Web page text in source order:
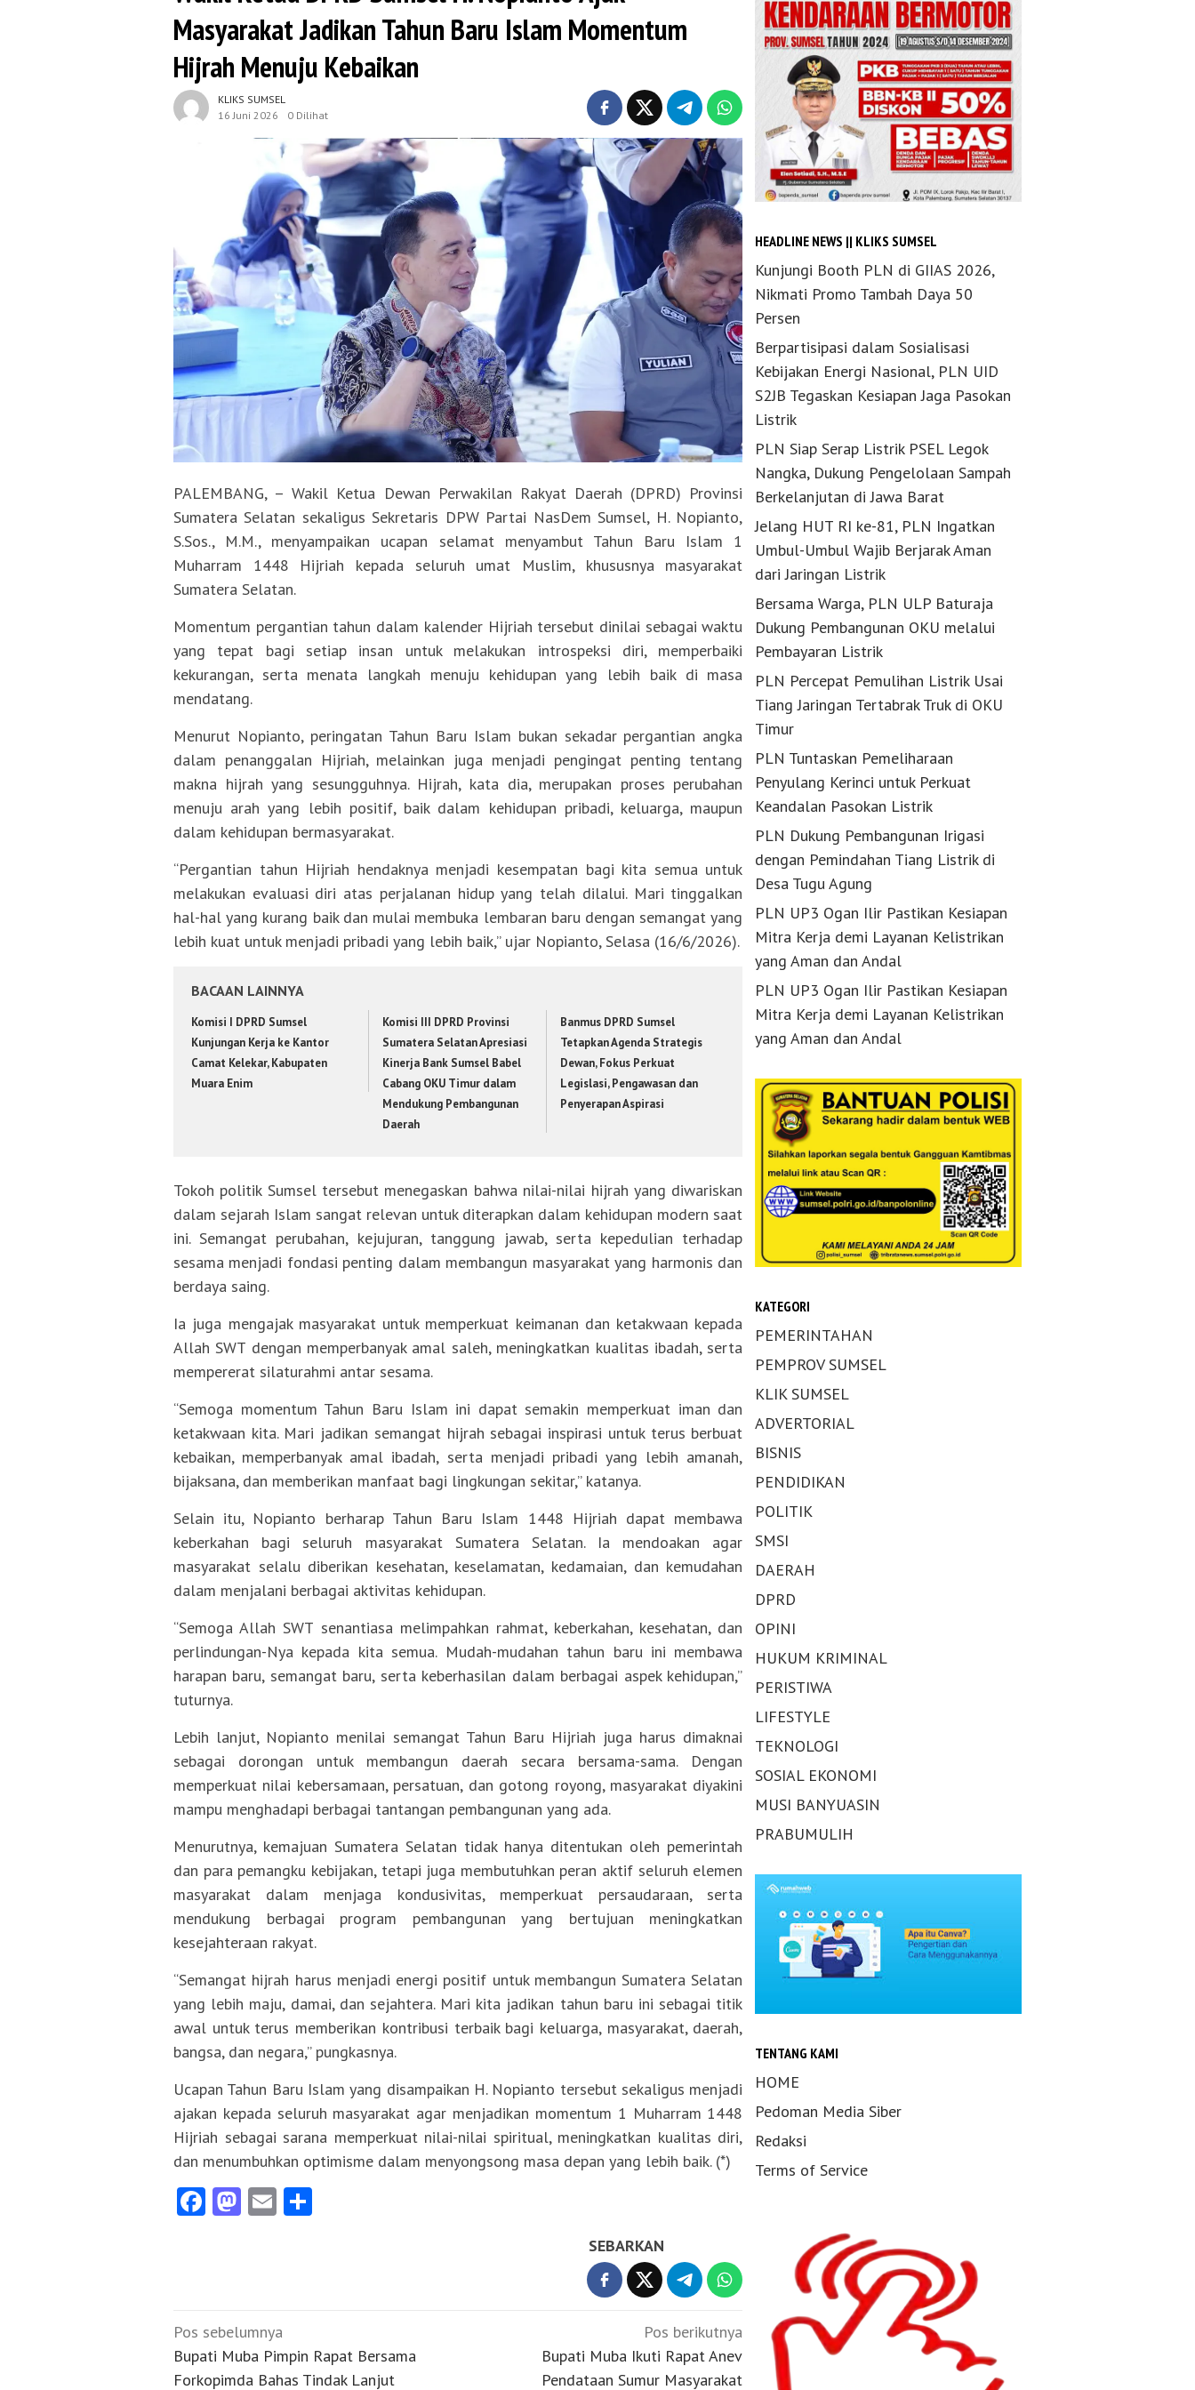
Masyarakat Jadikan Tahun Baru Islam Momentum
Hijrah Menuju Kebaikan
KLIKS SUMSEL
16 Juni 2026
0 Dilihat
PALEMBANG, – Wakil Ketua Dewan Perwakilan Rakyat Daerah (DPRD) Provinsi
Sumatera Selatan sekaligus Sekretaris DPW Partai NasDem Sumsel, H. Nopianto,
S.Sos., M.M., menyampaikan ucapan selamat menyambut Tahun Baru Islam 1
Muharram 1448 Hijriah kepada seluruh umat Muslim, khususnya masyarakat
Sumatera Selatan.
Momentum pergantian tahun dalam kalender Hijriah tersebut dinilai sebagai waktu
yang tepat bagi setiap insan untuk melakukan introspeksi diri, memperbaiki
kekurangan, serta menata langkah menuju kehidupan yang lebih baik di masa
mendatang.
Menurut Nopianto, peringatan Tahun Baru Islam bukan sekadar pergantian angka
dalam penanggalan Hijriah, melainkan juga menjadi pengingat penting tentang
makna hijrah yang sesungguhnya. Hijrah, kata dia, merupakan proses perubahan
menuju arah yang lebih positif, baik dalam kehidupan pribadi, keluarga, maupun
dalam kehidupan bermasyarakat.
“Pergantian tahun Hijriah hendaknya menjadi kesempatan bagi kita semua untuk
melakukan evaluasi diri atas perjalanan hidup yang telah dilalui. Mari tinggalkan
hal-hal yang kurang baik dan mulai membuka lembaran baru dengan semangat yang
lebih kuat untuk menjadi pribadi yang lebih baik,” ujar Nopianto, Selasa (16/6/2026).
BACAAN LAINNYA
Komisi I DPRD Sumsel
Kunjungan Kerja ke Kantor
Camat Kelekar, Kabupaten
Muara Enim
Komisi III DPRD Provinsi
Sumatera Selatan Apresiasi
Kinerja Bank Sumsel Babel
Cabang OKU Timur dalam
Mendukung Pembangunan
Daerah
Banmus DPRD Sumsel
Tetapkan Agenda Strategis
Dewan, Fokus Perkuat
Legislasi, Pengawasan dan
Penyerapan Aspirasi
Tokoh politik Sumsel tersebut menegaskan bahwa nilai-nilai hijrah yang diwariskan
dalam sejarah Islam sangat relevan untuk diterapkan dalam kehidupan modern saat
ini. Semangat perubahan, kejujuran, tanggung jawab, serta kepedulian terhadap
sesama menjadi fondasi penting dalam membangun masyarakat yang harmonis dan
berdaya saing.
Ia juga mengajak masyarakat untuk memperkuat keimanan dan ketakwaan kepada
Allah SWT dengan memperbanyak amal saleh, meningkatkan kualitas ibadah, serta
mempererat silaturahmi antar sesama.
“Semoga momentum Tahun Baru Islam ini dapat semakin memperkuat iman dan
ketakwaan kita. Mari jadikan semangat hijrah sebagai inspirasi untuk terus berbuat
kebaikan, memperbanyak amal ibadah, serta menjadi pribadi yang lebih amanah,
bijaksana, dan memberikan manfaat bagi lingkungan sekitar,” katanya.
Selain itu, Nopianto berharap Tahun Baru Islam 1448 Hijriah dapat membawa
keberkahan bagi seluruh masyarakat Sumatera Selatan. Ia mendoakan agar
masyarakat selalu diberikan kesehatan, keselamatan, kedamaian, dan kemudahan
dalam menjalani berbagai aktivitas kehidupan.
“Semoga Allah SWT senantiasa melimpahkan rahmat, keberkahan, kesehatan, dan
perlindungan-Nya kepada kita semua. Mudah-mudahan tahun baru ini membawa
harapan baru, semangat baru, serta keberhasilan dalam berbagai aspek kehidupan,”
tuturnya.
Lebih lanjut, Nopianto menilai semangat Tahun Baru Hijriah juga harus dimaknai
sebagai dorongan untuk membangun daerah secara bersama-sama. Dengan
memperkuat nilai kebersamaan, persatuan, dan gotong royong, masyarakat diyakini
mampu menghadapi berbagai tantangan pembangunan yang ada.
Menurutnya, kemajuan Sumatera Selatan tidak hanya ditentukan oleh pemerintah
dan para pemangku kebijakan, tetapi juga membutuhkan peran aktif seluruh elemen
masyarakat dalam menjaga kondusivitas, memperkuat persaudaraan, serta
mendukung berbagai program pembangunan yang bertujuan meningkatkan
kesejahteraan rakyat.
“Semangat hijrah harus menjadi energi positif untuk membangun Sumatera Selatan
yang lebih maju, damai, dan sejahtera. Mari kita jadikan tahun baru ini sebagai titik
awal untuk terus memberikan kontribusi terbaik bagi keluarga, masyarakat, daerah,
bangsa, dan negara,” pungkasnya.
Ucapan Tahun Baru Islam yang disampaikan H. Nopianto tersebut sekaligus menjadi
ajakan kepada seluruh masyarakat agar menjadikan momentum 1 Muharram 1448
Hijriah sebagai sarana memperkuat nilai-nilai spiritual, meningkatkan kualitas diri,
dan menumbuhkan optimisme dalam menyongsong masa depan yang lebih baik. (*)
Facebook
Mastodon
Email
SEBARKAN
Navigasi
pos
Pos sebelumnya
Bupati Muba Pimpin Rapat Bersama
Forkopimda Bahas Tindak Lanjut
Pos berikutnya
Bupati Muba Ikuti Rapat Anev
Pendataan Sumur Masyarakat
HEADLINE NEWS || KLIKS SUMSEL
Kunjungi Booth PLN di GIIAS 2026,
Nikmati Promo Tambah Daya 50
Persen
Berpartisipasi dalam Sosialisasi
Kebijakan Energi Nasional, PLN UID
S2JB Tegaskan Kesiapan Jaga Pasokan
Listrik
PLN Siap Serap Listrik PSEL Legok
Nangka, Dukung Pengelolaan Sampah
Berkelanjutan di Jawa Barat
Jelang HUT RI ke-81, PLN Ingatkan
Umbul-Umbul Wajib Berjarak Aman
dari Jaringan Listrik
Bersama Warga, PLN ULP Baturaja
Dukung Pembangunan OKU melalui
Pembayaran Listrik
PLN Percepat Pemulihan Listrik Usai
Tiang Jaringan Tertabrak Truk di OKU
Timur
PLN Tuntaskan Pemeliharaan
Penyulang Kerinci untuk Perkuat
Keandalan Pasokan Listrik
PLN Dukung Pembangunan Irigasi
dengan Pemindahan Tiang Listrik di
Desa Tugu Agung
PLN UP3 Ogan Ilir Pastikan Kesiapan
Mitra Kerja demi Layanan Kelistrikan
yang Aman dan Andal
PLN UP3 Ogan Ilir Pastikan Kesiapan
Mitra Kerja demi Layanan Kelistrikan
yang Aman dan Andal
KATEGORI
PEMERINTAHAN
PEMPROV SUMSEL
KLIK SUMSEL
ADVERTORIAL
BISNIS
PENDIDIKAN
POLITIK
SMSI
DAERAH
DPRD
OPINI
HUKUM KRIMINAL
PERISTIWA
LIFESTYLE
TEKNOLOGI
SOSIAL EKONOMI
MUSI BANYUASIN
PRABUMULIH
TENTANG KAMI
HOME
Pedoman Media Siber
Redaksi
Terms of Service